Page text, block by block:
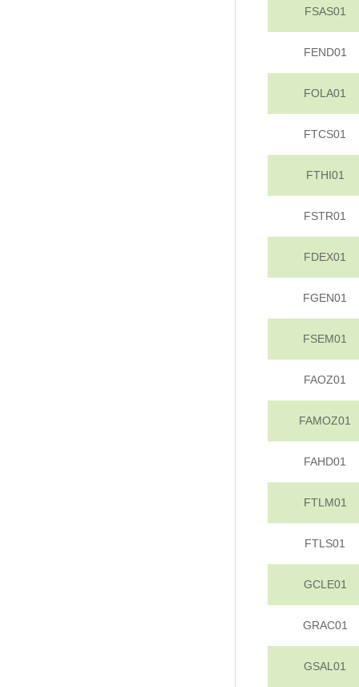
FSAS01
FEND01
FOLA01
FTCS01
FTHI01
FSTR01
FDEX01
FGEN01
FSEM01
FAOZ01
FAMOZ01
FAHD01
FTLM01
FTLS01
GCLE01
GRAC01
GSAL01